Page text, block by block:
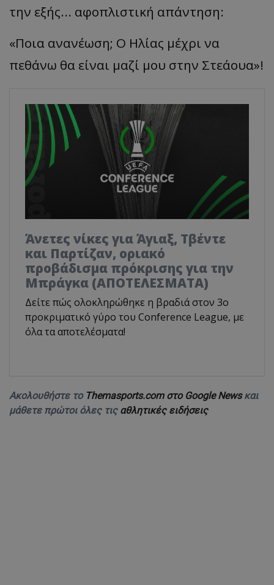
την εξής... αφοπλιστική απάντηση:
«Ποια ανανέωση; Ο Ηλίας μέχρι να
πεθάνω θα είναι μαζί μου στην Στεάουα»!
Άνετες νίκες για Άγιαξ, Τβέντε
και Παρτίζαν, οριακό
προβάδισμα πρόκρισης για την
Μπράγκα (ΑΠΟΤΕΛΕΣΜΑΤΑ)
Δείτε πώς ολοκληρώθηκε η βραδιά στον 3ο
προκριματικό γύρο του Conference League, με
όλα τα αποτελέσματα!
Ακολουθήστε το Themasports.com στο Google Newsκαι
μάθετε πρώτοι όλες τις αθλητικές ειδήσεις